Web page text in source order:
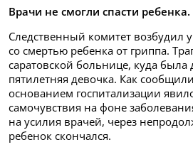
Врачи не смогли спасти ребенка.
Следственный комитет возбудил
со смертью ребенка от гриппа.
саратовской больнице, куда была
пятилетняя девочка. Как
основанием госпитализации
самочувствия на фоне
на усилия врачей, через
ребенок скончался.